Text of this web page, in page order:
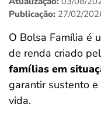
benefícios
crédito fácil
últimas notícias
ferramentas
Publicação: 27/02/
O Bolsa Família é
de renda criado
famílias em
garantir sustento
vida.